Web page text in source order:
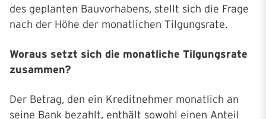
des geplanten Bauvorhabens, stellt sich die Frage
nach der Höhe der monatlichen Tilgungsrate.
Woraus setzt sich die monatliche Tilgungsrate
zusammen?
Der Betrag, den ein Kreditnehmer monatlich an
seine Bank bezahlt, enthält sowohl einen Anteil